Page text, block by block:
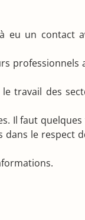
eu un contact
professionnels
travail des
Il faut quelques
dans le respect